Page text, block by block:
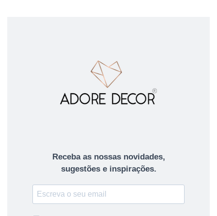
Receba as nossas novidades,
sugestões e inspirações.